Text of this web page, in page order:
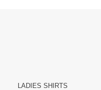
LADIES SHIRTS